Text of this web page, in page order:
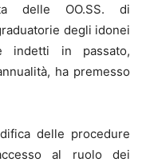
delle OO.SS. di
degli idonei
indetti in passato,
ha premesso
delle procedure
al ruolo dei